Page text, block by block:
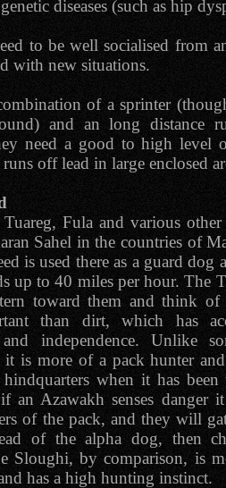
diseases (such as hip
to be well socialised from
with new situations.
of a sprinter
and an long distance
need a good to high level
off lead in large enclosed
Fula and various other
Sahel in the countries of
is used there as a guard dog
up to 40 miles per hour. The
toward them and think
than dirt, which has
and independence. Unlike
it is more of a pack hunter
when it has
an Azawakh senses danger
of the pack, and they will
of the alpha dog, then
Sloughi, by comparison, is
has a high hunting instinct.